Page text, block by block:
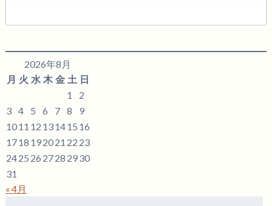
2026年8月
月 火 水 木 金 土 日
1
2
3 4 5 6 7 8
9
1011 12 131415 16
1718 192021 22 23
2425 26 2728 2930
31
« 4月